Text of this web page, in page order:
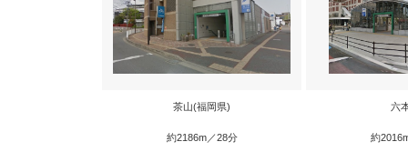
茶山(福岡県)
約2186m／28分
六
約